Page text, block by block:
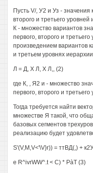
Пусть V/, У2 и Уз -
второго и третьего
К - множество вариантов
первого, второго и
произведением вариантов
и третьем уровнях
Л = Д, X Л, X Л,, (2)
где К, , Я2 и - множество
первого, второго и
Тогда требуется найти
множестве Я такой, что
базовых сегментов
реализацию будет
S'(V,M,V<'\V}r)) = ттВД(,) +
e R^ivrWW^.t < С) * PàT (3)